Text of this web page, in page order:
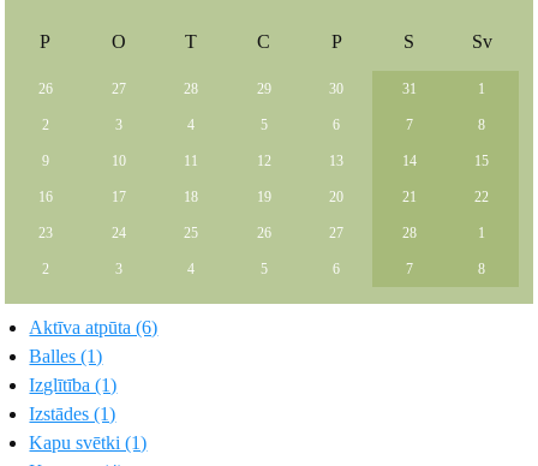
P O T C P S Sv
26 27 28 29 30 31 1
2 3 4 5 6 7 8
9 10 11 12 13 14 15
16 17 18 19 20 21 22
23 24 25 26 27 28 1
2 3 4 5 6 7 8
Aktīva atpūta (6)
Balles (1)
Izglītība (1)
Izstādes (1)
Kapu svētki (1)